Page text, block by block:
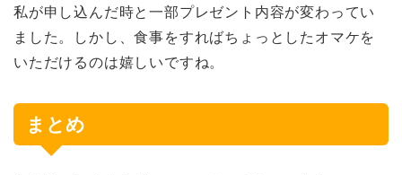
私が申し込んだ時と一部プレゼント内容が変わってい
ました。しかし、食事をすればちょっとしたオマケを
いただけるのは嬉しいですね。
まとめ